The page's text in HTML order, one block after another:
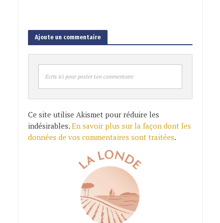
Ajoute un commentaire
Ecris ici pour poster ton commentaire
Ce site utilise Akismet pour réduire les
indésirables. En savoir plus sur la façon dont les
données de vos commentaires sont traitées.